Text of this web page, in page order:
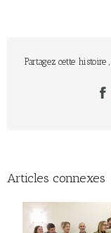
Partagez cette
Articles connexes